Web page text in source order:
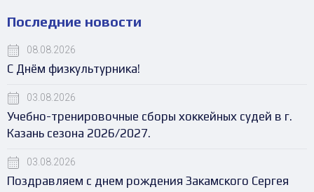
Последние новости
08.08.2026
С Днём физкультурника!
03.08.2026
Учебно-тренировочные сборы хоккейных судей в г.
Казань сезона 2026/2027.
03.08.2026
Поздравляем с днем рождения Закамского Сергея